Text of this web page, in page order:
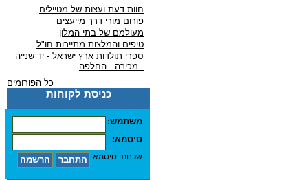
חוות דעת ועצות של מטיילים
פורום מורי דרך מייעצים
מעולמם של בתי המלון
טיפים והמלצות מתיירות חו"ל
ספרי תולדות ארץ ישראל - יד שנייה
- מכירה - החלפה
כל הפורומים
כניסת לקוחות
משתמש:
סיסמא:
שכחתי סיסמא